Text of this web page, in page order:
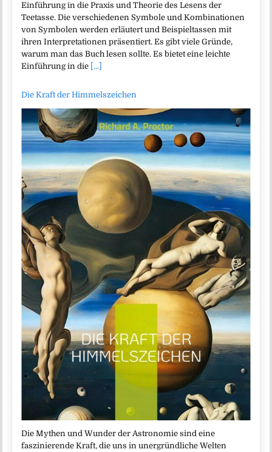
Einführung in die Praxis und Theorie des Lesens der
Teetasse. Die verschiedenen Symbole und Kombinationen
von Symbolen werden erläutert und Beispieltassen mit
ihren Interpretationen präsentiert. Es gibt viele Gründe,
warum man das Buch lesen sollte. Es bietet eine leichte
Einführung in die [...]
Die Kraft der Himmelszeichen
Die Mythen und Wunder der Astronomie sind eine
faszinierende Kraft, die uns in unergründliche Welten